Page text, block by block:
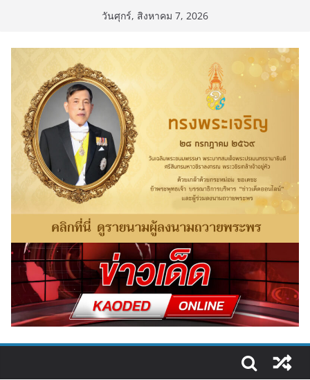
content
วันศุกร์, สิงหาคม 7, 2026